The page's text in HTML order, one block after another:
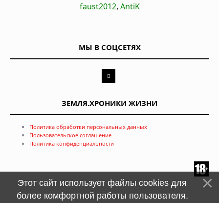
faust2012, AntiK
МЫ В СОЦСЕТЯХ
ЗЕМЛЯ.ХРОНИКИ ЖИЗНИ
Политика обработки персональных данных
Пользовательское соглашение
Политика конфиденциальности
Этот сайт использует файлы cookies для
более комфортной работы пользователя.